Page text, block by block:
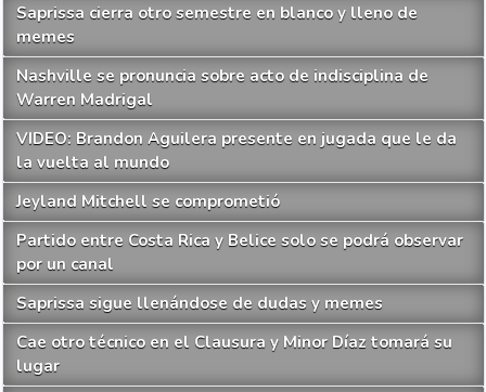
Saprissa cierra otro semestre en blanco y lleno de
memes
Nashville se pronuncia sobre acto de indisciplina de
Warren Madrigal
VIDEO: Brandon Aguilera presente en jugada que le da
la vuelta al mundo
Jeyland Mitchell se comprometió
Partido entre Costa Rica y Belice solo se podrá observar
por un canal
Saprissa sigue llenándose de dudas y memes
Cae otro técnico en el Clausura y Minor Díaz tomará su
lugar